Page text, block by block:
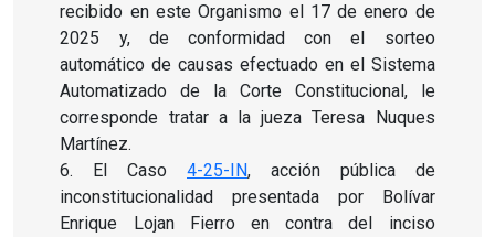
recibido en este Organismo el 17 de enero de
2025 y, de conformidad con el sorteo
automático de causas efectuado en el Sistema
Automatizado de la Corte Constitucional, le
corresponde tratar a la jueza Teresa Nuques
Martínez.
6.
El Caso4-25-IN, acción pública de
inconstitucionalidad presentada por Bolívar
Enrique Lojan Fierro en contra del inciso